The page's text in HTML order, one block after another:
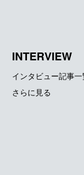
INTERVIEW
インタビュー記事
さらに見る